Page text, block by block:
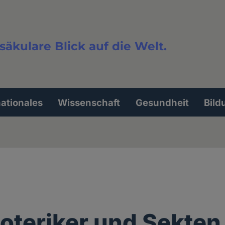
Blick auf die Welt.
Wissenschaft Gesundheit